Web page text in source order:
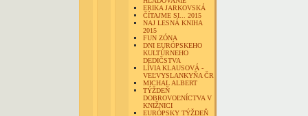
ERIKA JARKOVSKÁ
ČÍTAJME SI... 2015
NAJ LESNÁ KNIHA
2015
FUN ZÓNA
DNI EURÓPSKEHO
KULTÚRNEHO
DEDIČSTVA
LÍVIA KLAUSOVÁ -
VEĽVYSLANKYŇA ČR
MICHAL ALBERT
TÝŽDEŇ
DOBROVOĽNÍCTVA V
KNIŽNICI
EURÓPSKY TÝŽDEŇ